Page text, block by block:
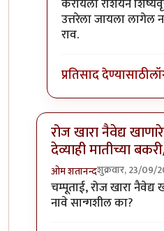
करायला रशियन
उत्तरेला जायला लागेल
राव.
प्रतिसाद देण्यासाठी
रोज खारा नैवेद्य
देव्याही मातीच्या
ओम शतानन्दशुक्रवार, 23/09/
In reply to..byचंपाबाई
चम्पूताई, रोज खारा नैवेद्य
नावे सान्गशील का?